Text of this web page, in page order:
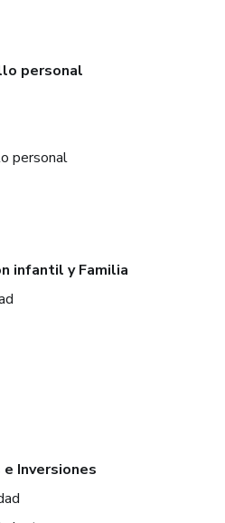
personal
personal
infantil y Familia
e Inversiones